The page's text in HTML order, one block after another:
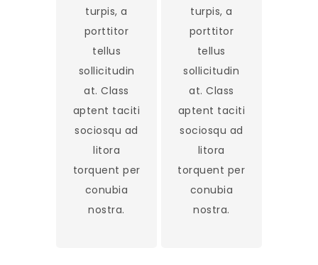
turpis, a
porttitor
tellus
sollicitudin
at. Class
aptent taciti
sociosqu ad
litora
torquent per
conubia
nostra.
turpis, a
porttitor
tellus
sollicitudin
at. Class
aptent taciti
sociosqu ad
litora
torquent per
conubia
nostra.